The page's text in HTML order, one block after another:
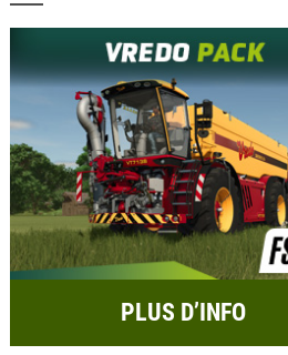
PLUS D’INFO